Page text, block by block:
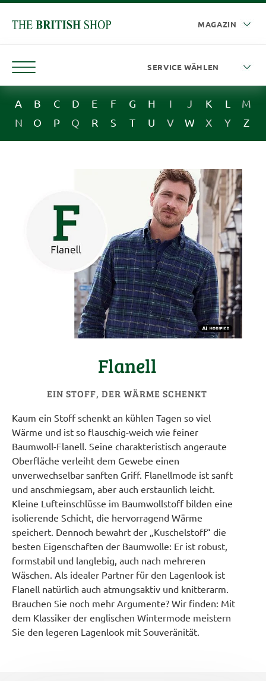
A B C D E F G H I J K L
M
N
O P Q R S T U V W X Y Z
Flanell
EIN STOFF, DER WÄRME SCHENKT
Kaum ein Stoff schenkt an kühlen Tagen so viel
Wärme und ist so flauschig-weich wie feiner
Baumwoll-Flanell. Seine charakteristisch angeraute
Oberfläche verleiht dem Gewebe einen
unverwechselbar sanften Griff. Flanellmode ist sanft
und anschmiegsam, aber auch erstaunlich leicht.
Kleine Lufteinschlüsse im Baumwollstoff bilden eine
isolierende Schicht, die hervorragend Wärme
speichert. Dennoch bewahrt der „Kuschelstoff“ die
besten Eigenschaften der Baumwolle: Er ist robust,
formstabil und langlebig, auch nach mehreren
Wäschen. Als idealer Partner für den Lagenlook ist
Flanell natürlich auch atmungsaktiv und knitterarm.
Brauchen Sie noch mehr Argumente? Wir finden: Mit
dem Klassiker der englischen Wintermode meistern
Sie den legeren Lagenlook mit Souveränität.